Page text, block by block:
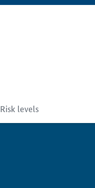
Risk levels